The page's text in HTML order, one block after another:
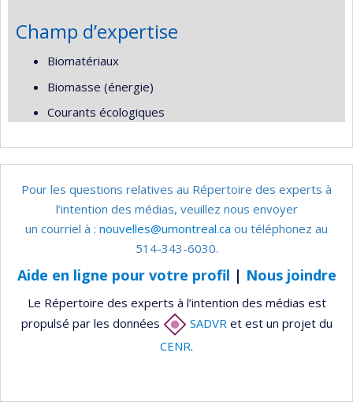
Champ d’expertise
Biomatériaux
Biomasse (énergie)
Courants écologiques
Pour les questions relatives au Répertoire des experts à
l’intention des médias, veuillez nous envoyer
un courriel à : nouvelles@umontreal.ca ou téléphonez au
514-343-6030.
Aide en ligne pour votre profil | Nous joindre
Le Répertoire des experts à l’intention des médias est
propulsé par les données
SADVR et est un projet du
CENR.